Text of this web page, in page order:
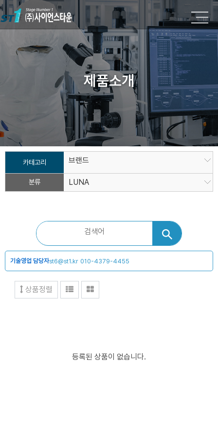
제품소개
카테고리 브랜드
분류 LUNA
기술영업 담당자st6@st1.kr 010-4379-4455
상품정렬
등록된 상품이 없습니다.